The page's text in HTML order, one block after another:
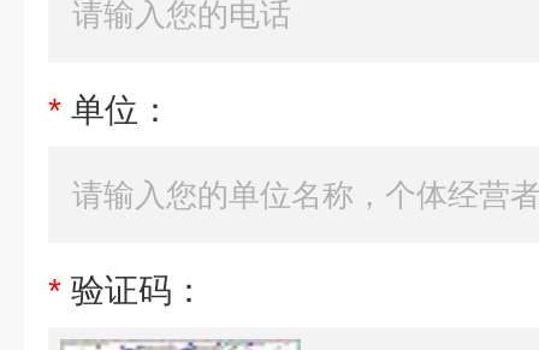
* 单位：
* 验证码：